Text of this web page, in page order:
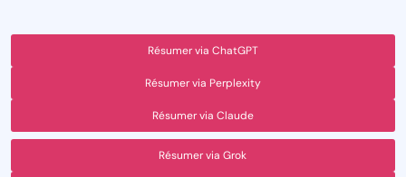
Résumer via ChatGPT
Résumer via Perplexity
Résumer via Claude
Résumer via Grok